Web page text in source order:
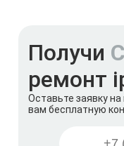
Получи
ремонт
Оставьте заявку
вам бесплатную